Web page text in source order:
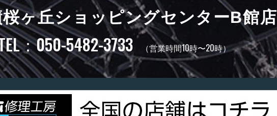
ヶ丘ショッピングセンターB館店
：050-5482-3733 （営業時間10時〜20時）